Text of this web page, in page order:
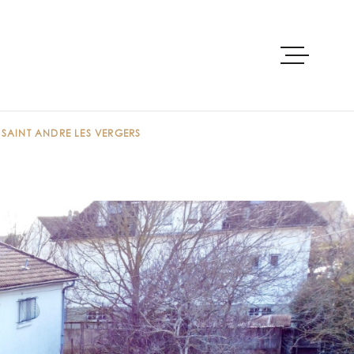
PRE-
LOUER
VENDRE
ANDRE LES VERGERS